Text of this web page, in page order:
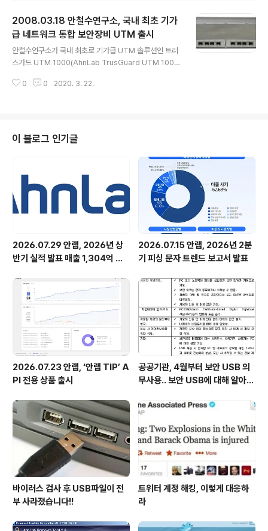
ace; 응용 프로그램 인터페이스) 플랫폼 중 하나인 구글 오
픈소셜 플랫폼을 구현해 베타 서비스를 시작했습니다. 이
에따라 개발자(업체)는 아이디테일에서 제공하는 개발 가
이드에 따라 애플리케이션을 개발해 ‘아이디테일’에 등록
하고, 사용자는 이 목록을 보고 입맛에 맞는 애플리케이션
을 설치해 새로운 기능을 사용할 수 있게 됩니다. ‘아이디테
2008.03.18 안철수연구소, 국내 최초 기가
급 네트워크 통합 보안장비 UTM 출시
안철수연구소가 국내 최초로 기가급 UTM 솔루션인 트러
스가드 UTM 1000(AhnLab TrusGuard UTM 100
제품은 방화벽 기준 처리 용량이 2기가 급인 ‘트러스가드
400’과 함께 중소기업에서 대기업(엔터프라이즈)까지 모
든 기업 고객을 만족시킬 수 있는 다양한 제품군을 갖추게
됐습니다. '트러스가드 UTM' 제품군은 방화벽이나 IPS, V
PN(가상사설망) 등 개별 솔루션들이 지닌 한계에 대안이
되는 제품으로서 최신 보안 위협에 효과적으로 대응할 수..
0 0 2020. 3. 22.
이 블로그 인기글
2026.07.29 안랩, 2026년 상
반기 실적 발표 매출 1,304억 원,
2026.07.15 안랩, 2026년 2분
기 피싱 문자 트렌드 보고서 발표
2026.07.23 안랩, ‘안랩 TIP’ A
PI 전용 상품 출시
공공기관, 4월부터 보안 USB 의
무사용.. 보안 USB에 대해 알아봅
바이러스 검사 후 USB파일이 전
부 사라졌습니다!!
트위터 계정 해킹, 이렇게 대응하
라